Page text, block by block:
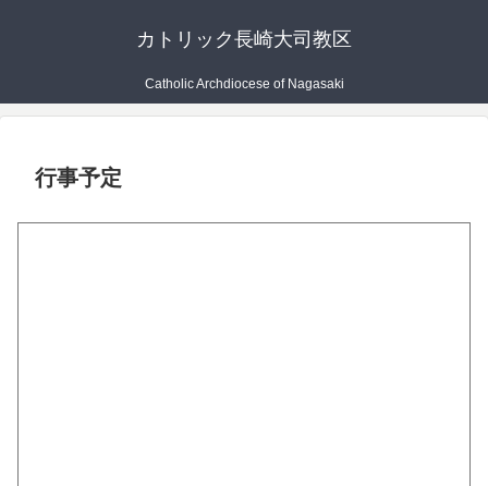
カトリック長崎大司教区
Catholic Archdiocese of Nagasaki
行事予定